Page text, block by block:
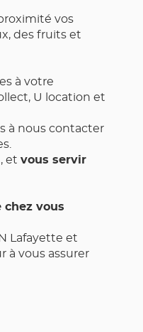
vos
des fruits et
à votre
U location et
à nous contacter
et vous servir
chez vous
Lafayette et
à vous assurer